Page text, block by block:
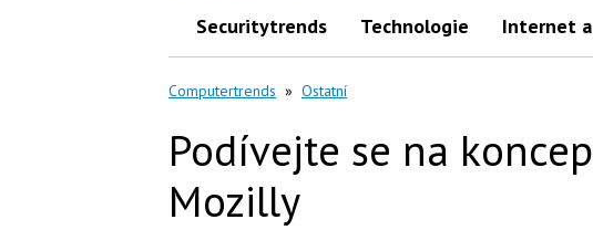
Securitytrends Technologie Internet
Computertrends » Ostatní
Podívejte se na
Mozilly